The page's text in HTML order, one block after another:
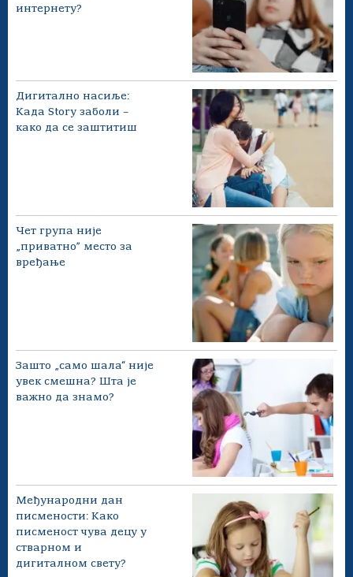
интернету?
Дигитално насиље:
Када Story заболи –
како да се заштитиш
Чет група није
„приватно” место за
вређање
Зашто „само шала“ није
увек смешна? Шта је
важно да знамо?
Међународни дан
писмености: Како
писменост чува децу у
стварном и
дигиталном свету?